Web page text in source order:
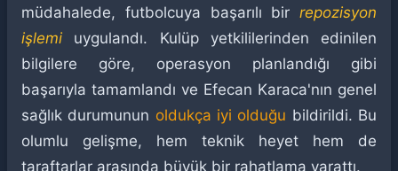
müdahalede, futbolcuya başarılı bir repozisyon
işlemi uygulandı. Kulüp yetkililerinden edinilen
bilgilere göre, operasyon planlandığı gibi
başarıyla tamamlandı ve Efecan Karaca'nın genel
sağlık durumunun oldukça iyi olduğu bildirildi. Bu
olumlu gelişme, hem teknik heyet hem de
taraftarlar arasında büyük bir rahatlama yarattı.